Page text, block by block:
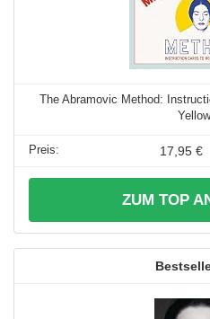
The Abramovic Method:
17,95 €
ZUM TOP